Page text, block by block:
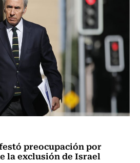
preocupación por
la exclusión de Israel